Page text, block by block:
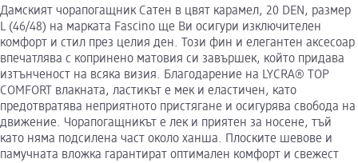
Дамският чорапогащник Сатен в цвят карамел, 20 DEN, размер
L (46/48) на марката Fascino ще Ви осигури изключителен
комфорт и стил през целия ден. Този фин и елегантен аксесоар
впечатлява с копринено матовия си завършек, който придава
изтънченост на всяка визия. Благодарение на LYCRA® TOP
COMFORT влакната, ластикът е мек и еластичен, като
предотвратява неприятното пристягане и осигурява свобода на
движение. Чорапогащникът е лек и приятен за носене, тъй
като няма подсилена част около ханша. Плоските шевове и
памучната вложка гарантират оптимален комфорт и свежест